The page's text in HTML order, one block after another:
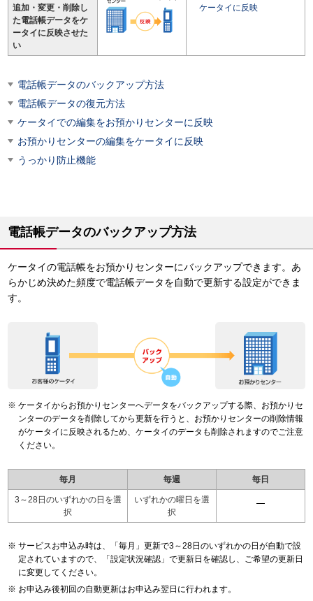
追加・変更・削除し
た電話帳データをケ
ータイに反映させた
い
ケータイに反映
電話帳データのバックアップ方法
電話帳データの復元方法
ケータイでの編集をお預かりセンターに反映
お預かりセンターの編集をケータイに反映
うっかり防止機能
電話帳データのバックアップ方法
ケータイの電話帳をお預かりセンターにバックアップできます。あ
らかじめ決めた頻度で電話帳データを自動で更新する設定ができま
す。
ケータイからお預かりセンターへデータをバックアップする際、お預かりセ
ンターのデータを削除してから更新を行うと、お預かりセンターの削除情報
がケータイに反映されるため、ケータイのデータも削除されますのでご注意
ください。
毎月 毎週 毎日
3～28日のいずれかの日を選
択
いずれかの曜日を選
択
サービスお申込み時は、「毎月」更新で3～28日のいずれかの日が自動で設
定されていますので、「設定状況確認」で更新日を確認し、ご希望の更新日
に変更してください。
お申込み後初回の自動更新はお申込み翌日に行われます。